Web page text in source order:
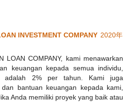
INVESTMENT COMPANY 2020年
LOAN COMPANY, kami menawarkan
keuangan kepada semua individu,
adalah 2% per tahun. Kami juga
bantuan keuangan kepada kami,
Anda memiliki proyek yang baik atau